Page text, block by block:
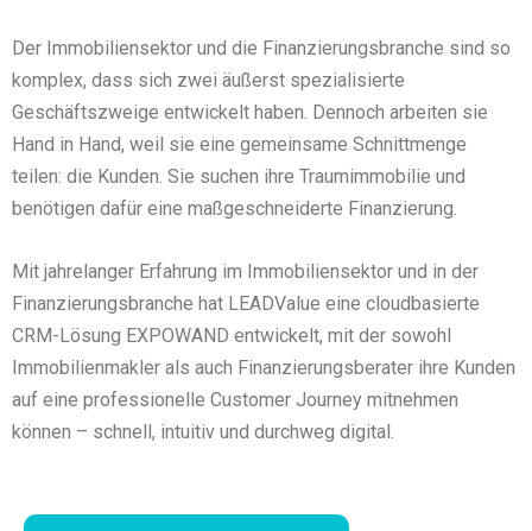
Der Immobiliensektor und die Finanzierungsbranche sind so
komplex, dass sich zwei äußerst spezialisierte
Geschäftszweige entwickelt haben. Dennoch arbeiten sie
Hand in Hand, weil sie eine gemeinsame Schnittmenge
teilen: die Kunden. Sie suchen ihre Traumimmobilie und
benötigen dafür eine maßgeschneiderte Finanzierung.
Mit jahrelanger Erfahrung im Immobiliensektor und in der
Finanzierungsbranche hat LEADValue eine cloudbasierte
CRM-Lösung EXPOWAND entwickelt, mit der sowohl
Immobilienmakler als auch Finanzierungsberater ihre Kunden
auf eine professionelle Customer Journey mitnehmen
können – schnell, intuitiv und durchweg digital.